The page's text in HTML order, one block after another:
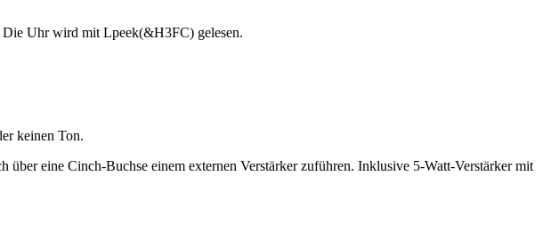
Uhr wird mit Lpeek(&H3FC) gelesen.
keinen Ton.
eine Cinch-Buchse einem externen Verstärker zuführen. Inklusive 5-Watt-Verstärker mit